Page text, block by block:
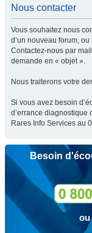
Nous contacter
Vous souhaitez nous
d’un nouveau forum,
Contactez-nous par
demande en « objet ».
Nous traiterons votre
Si vous avez besoin
d’errance diagnostique
Rares Info Services au
Besoin